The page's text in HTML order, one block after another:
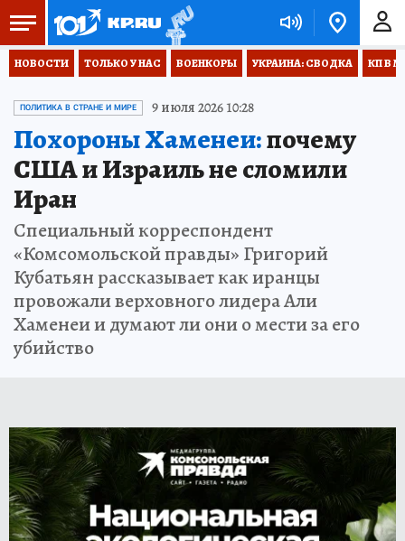
НОВОСТИ ТОЛЬКО У НАС ВОЕНКОРЫ УКРАИНА: СВОДКА КП В
ПОЛИТИКА В СТРАНЕ И МИРЕ 9 июля 2026 10:28
Похороны Хаменеи:почему
США и Израиль не сломили
Иран
Специальный корреспондент
«Комсомольской правды» Григорий
Кубатьян рассказывает как иранцы
провожали верховного лидера Али
Хаменеи и думают ли они о мести за его
убийство